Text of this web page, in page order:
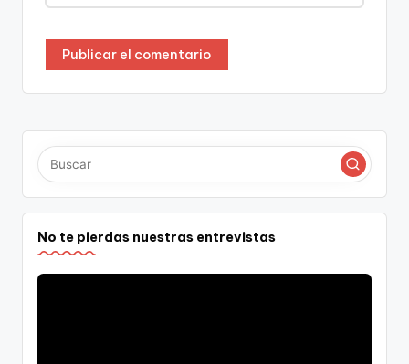
No te pierdas nuestras entrevistas